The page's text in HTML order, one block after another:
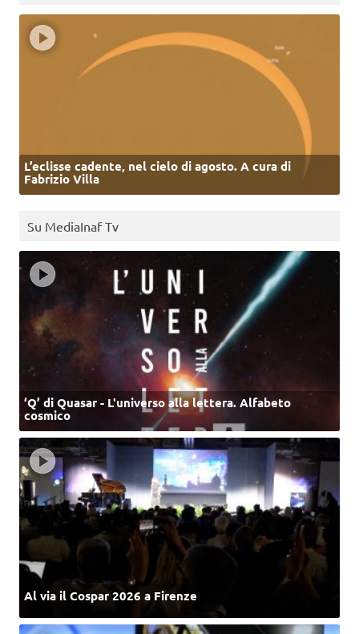
L’eclisse cadente, nel cielo di agosto. A cura di
Fabrizio Villa
Su MediaInaf Tv
‘Q’ di Quasar - L'universo alla lettera. Alfabeto
cosmico
Al via il Cospar 2026 a Firenze